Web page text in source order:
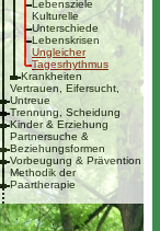
Lebensziele
Kulturelle
Unterschiede
Lebenskrisen
Ungleicher
Tagesrhythmus
Krankheiten
Vertrauen, Eifersucht,
Untreue
Trennung, Scheidung
Kinder & Erziehung
Partnersuche &
Beziehungsformen
Vorbeugung & Prävention
Methodik der
Paartherapie